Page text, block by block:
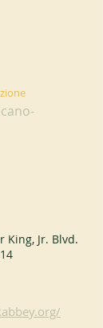
King, Jr. Blvd.